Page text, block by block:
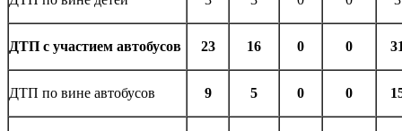
ДТП с участием автобусов 23 16 0 0
ДТП по вине автобусов 9 5 0 0